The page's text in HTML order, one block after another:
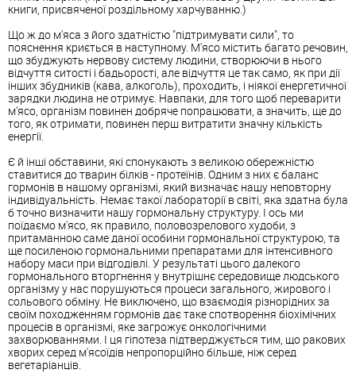
книги, присвяченої роздільному харчуванню.)
Що ж до м'яса з його здатністю "підтримувати сили", то
пояснення криється в наступному. М'ясо містить багато речовин,
що збуджують нервову систему людини, створюючи в нього
відчуття ситості і бадьорості, але відчуття це так само, як при дії
інших збудників (кава, алкоголь), проходить, і ніякої енергетичної
зарядки людина не отримує. Навпаки, для того щоб переварити
м'ясо, організм повинен добряче попрацювати, а значить, ще до
того, як отримати, повинен перш витратити значну кількість
енергії.
Є й інші обставини, які спонукають з великою обережністю
ставитися до тварин білків - протеїнів. Одним з них є баланс
гормонів в нашому організмі, який визначає нашу неповторну
індивідуальність. Немає такої лабораторії в світі, яка здатна була
б точно визначити нашу гормональну структуру. І ось ми
поїдаємо м'ясо, як правило, половозрелового худоби, з
притаманною саме даної особини гормональної структурою, та
ще посиленою гормональними препаратами для інтенсивного
набору маси при відгодівлі. У результаті цього далекого
гормонального вторгнення у внутрішнє середовище людського
організму у нас порушуються процеси загального, жирового і
сольового обміну. Не виключено, що взаємодія різнорідних за
своїм походженням гормонів дає таке спотворення біохімічних
процесів в організмі, яке загрожує онкологічними
захворюваннями. І ця гіпотеза підтверджується тим, що ракових
хворих серед м'ясоїдів непропорційно більше, ніж серед
вегетаріанців.